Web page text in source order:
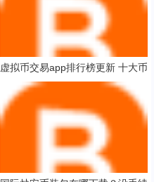
虚拟币交易app排行榜更新 十大币
圈行情软件app揭晓